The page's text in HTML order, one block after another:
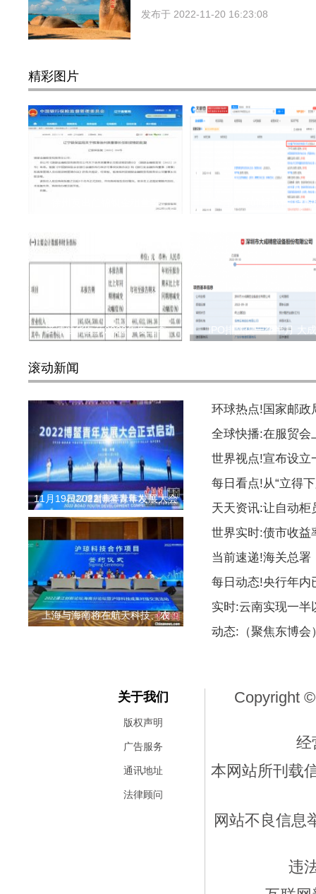
发布于 2022-11-20 16:23:08
精彩图片
徐州英出任锦银金租董事 抖音入股峥研软件 持股
诺诚健华医药2022年度三季 IPO排队仅一个半月 大
滚动新闻
11月19日2022博鳌青年发展大会
上海与海南将在航天科技、农
环球热点!国家邮政
全球快播:在服贸会
世界视点!宣布设立
每日看点!从“立得
天天资讯:让自动柜
世界实时:债市收益
当前速递!海关总署
每日动态!央行年内
实时:云南实现一半
动态:（聚焦东博会
关于我们
版权声明
广告服务
通讯地址
法律顾问
Copyright
经
本网站所刊载
网站不良信息
违